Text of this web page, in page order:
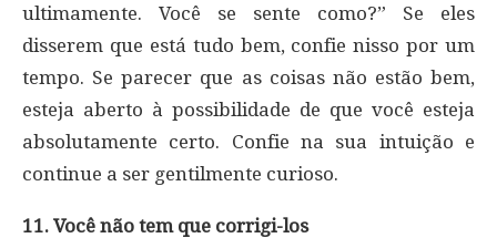
ultimamente. Você se sente como?” Se eles
disserem que está tudo bem, confie nisso por um
tempo. Se parecer que as coisas não estão bem,
esteja aberto à possibilidade de que você esteja
absolutamente certo. Confie na sua intuição e
continue a ser gentilmente curioso.
11. Você não tem que corrigi-los